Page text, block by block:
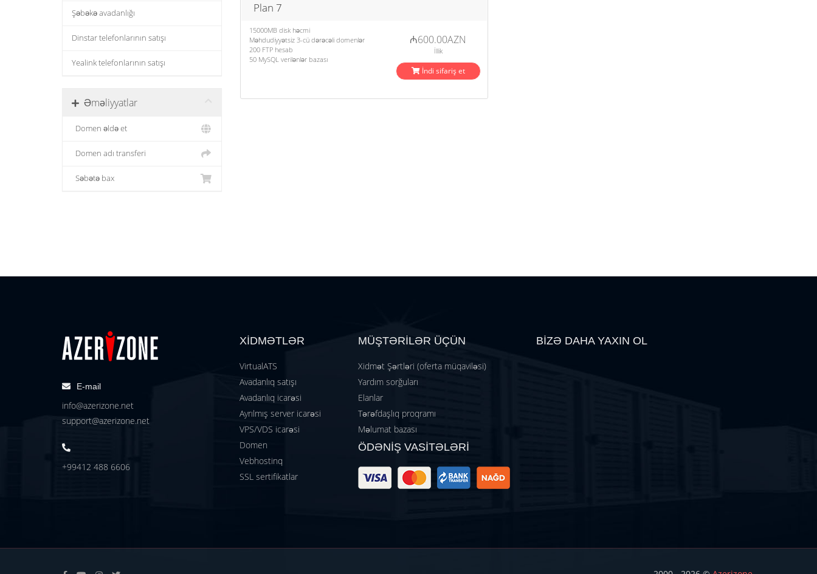
Şəbəkə avadanlığı
Dinstar telefonlarının satışı
Yealink telefonlarının satışı
Əməliyyatlar
Domen əldə et
Domen adı transferi
Səbətə bax
Plan 7
15000MB disk həcmi
Məhdudiyyətsiz 3-cü dərəcəli domenlər
200 FTP hesab
50 MySQL verilənlər bazası
₼600.00AZN
İllik
İndi sifariş et
E-mail
info@azerizone.net
support@azerizone.net
+99412 488 6606
XİDMƏTLƏR
VirtualATS
Avadanlıq satışı
Avadanlıq icarəsi
Ayrılmış server icarəsi
VPS/VDS icarəsi
Domen
Vebhostinq
SSL sertifikatlar
MÜŞTƏRİLƏR ÜÇÜN
Xidmət Şərtləri (oferta müqaviləsi)
Yardım sorğuları
Elanlar
Tərəfdaşlıq proqramı
Məlumat bazası
ÖDƏNİŞ VASİTƏLƏRİ
BİZƏ DAHA YAXIN OL